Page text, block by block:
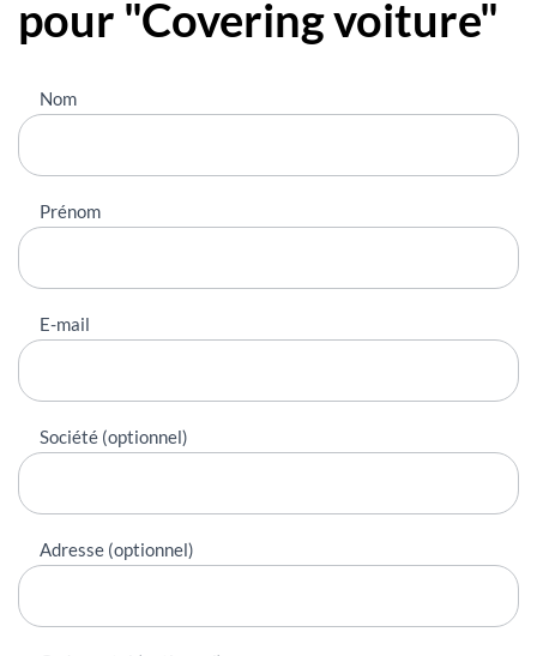
pour "Covering voiture"
Nous
contacter
Nom
Prénom
E-mail
Société (optionnel)
Adresse (optionnel)